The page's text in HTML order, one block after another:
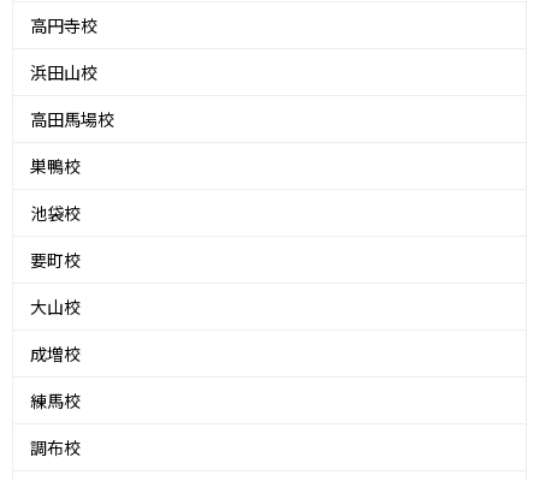
高円寺校
浜田山校
高田馬場校
巣鴨校
池袋校
要町校
大山校
成増校
練馬校
調布校